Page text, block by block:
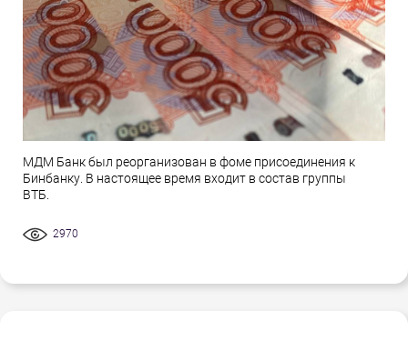
МДМ Банк был реорганизован в фоме присоединения к
Бинбанку. В настоящее время входит в состав группы
ВТБ.
2970